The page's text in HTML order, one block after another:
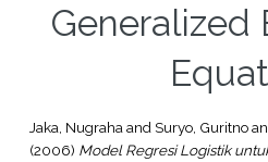
Generalized
Jaka, NugrahaandSuryo, Guritno
(2006) Model Regresi Logistik